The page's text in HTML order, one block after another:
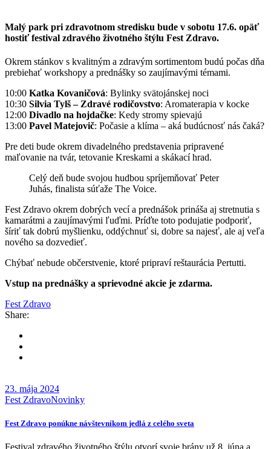
Malý park pri zdravotnom stredisku bude v sobotu 17.6. opäť
hostiť festival zdravého životného štýlu Fest Zdravo.
Okrem stánkov s kvalitným a zdravým sortimentom budú počas dňa
prebiehať workshopy a prednášky so zaujímavými témami.
10:00 Katka Kovaničová: Bylinky svätojánskej noci
10:30 Silvia Tylš – Zdravé rodičovstvo: Aromaterapia v kocke
12:00 Divadlo na hojdačke: Kedy stromy spievajú
13:00 Pavel Matejovič: Počasie a klíma – aká budúcnosť nás čaká?
Pre deti bude okrem divadelného predstavenia pripravené
maľovanie na tvár, tetovanie Kreskami a skákací hrad.
Celý deň bude svojou hudbou spríjemňovať Peter
Juhás, finalista súťaže The Voice.
Fest Zdravo okrem dobrých vecí a prednášok prináša aj stretnutia s
kamarátmi a zaujímavými ľuďmi. Príďte toto podujatie podporiť,
šíriť tak dobrú myšlienku, oddýchnuť si, dobre sa najesť, ale aj veľa
nového sa dozvedieť.
Chýbať nebude občerstvenie, ktoré pripraví reštaurácia Pertutti.
Vstup na prednášky a sprievodné akcie je zdarma.
Fest Zdravo
Share:
23. mája 2024
Fest ZdravoNovinky
Fest Zdravo ponúkne návštevníkom jedlá z celého sveta